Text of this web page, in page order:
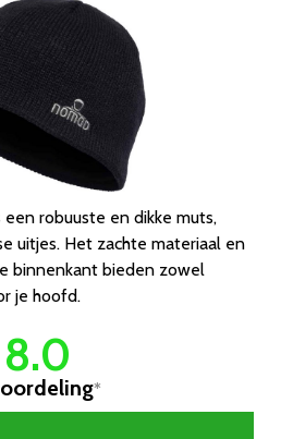
robuuste en dikke muts,
uitjes. Het zachte materiaal en
binnenkant bieden zowel
je hoofd.
8.0
*